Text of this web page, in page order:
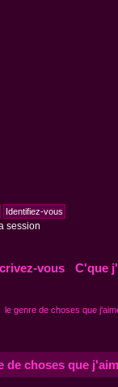
session
vous C'que
le genre de choses que
de choses que